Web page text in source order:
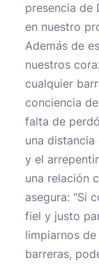
presencia de
en nuestro
Además de
nuestros
cualquier
conciencia
falta de
una
y el
una relación
asegura: "Si
fiel y justo
limpiarnos
barreras,